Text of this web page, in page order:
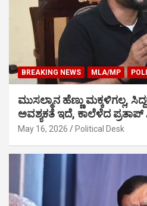
BREAKING NEWS MLA/MP
ಮುಸಲ್ಮಾನ ಹೆಣ್ಣು ಮಕ್ಕಳಿಗಲ್ಲ,
ಅವಶ್ಯಕತೆ ಇದೆ, ಕಾಲೆಳೆದ
May 16, 2026 Political Desk